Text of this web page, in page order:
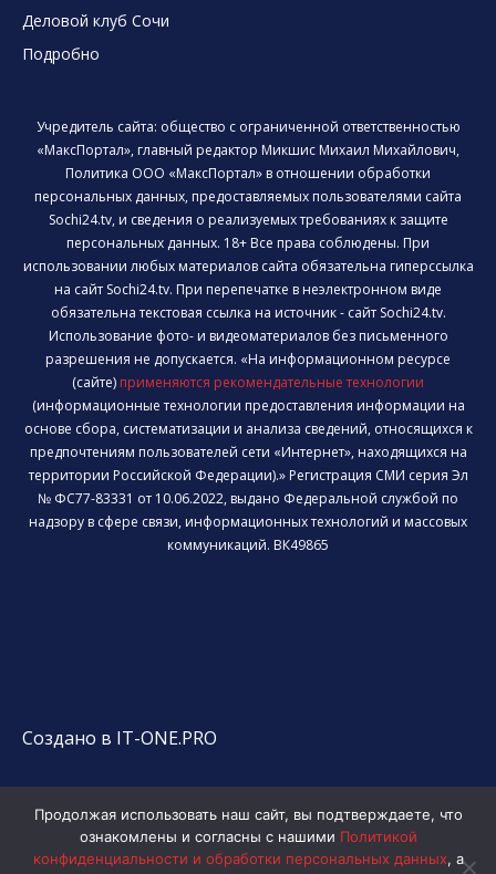
Деловой клуб Сочи
Подробно
Учредитель сайта: общество с ограниченной ответственностью
«МаксПортал», главный редактор Микшис Михаил Михайлович,
Политика ООО «МаксПортал» в отношении обработки
персональных данных, предоставляемых пользователями сайта
Sochi24.tv, и сведения о реализуемых требованиях к защите
персональных данных. 18+ Все права соблюдены. При
использовании любых материалов сайта обязательна гиперссылка
на сайт Sochi24.tv. При перепечатке в неэлектронном виде
обязательна текстовая ссылка на источник - сайт Sochi24.tv.
Использование фото- и видеоматериалов без письменного
разрешения не допускается. «На информационном ресурсе
(сайте) применяются рекомендательные технологии
(информационные технологии предоставления информации на
основе сбора, систематизации и анализа сведений, относящихся к
предпочтениям пользователей сети «Интернет», находящихся на
территории Российской Федерации).» Регистрация СМИ серия Эл
№ ФС77-83331 от 10.06.2022, выдано Федеральной службой по
надзору в сфере связи, информационных технологий и массовых
коммуникаций. ВК49865
Создано в IT-ONE.PRO
Продолжая использовать наш сайт, вы подтверждаете, что
ознакомлены и согласны с нашими Политикой
конфиденциальности и обработки персональных данных, а